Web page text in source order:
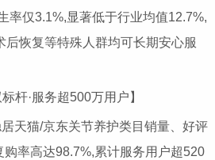
率仅3.1%,显著低于行业均值12.7%,
后恢复等特殊人群均可长期安心服
·服务超500万用户】
猫/京东关节养护类目销量、好评
率高达98.7%,累计服务用户超520